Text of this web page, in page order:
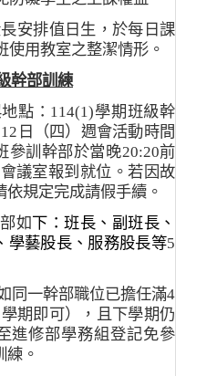
安排值日生，於每日課
使用教室之整潔情形。
幹部訓練
點： 114(1)學期班級幹
12 日（四）週會活動時間
參訓幹部於當晚20:20前
議室報到就位。若因故
依規定完成請假手續。
如下：班長、副班長、
學藝股長、服務股長等5
同一幹部職位已擔任滿4
學期即可），且下學期仍
進修部學務組登記免參
練。